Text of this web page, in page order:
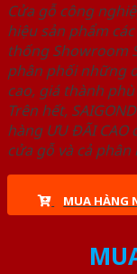
Cửa gỗ công
hiệu sản phẩm
thống Showroom
phân phối những
cao, giá thành
Trên hết,
hàng ƯU ĐÃI CAO
cửa gỗ và cả
MUA HÀNG